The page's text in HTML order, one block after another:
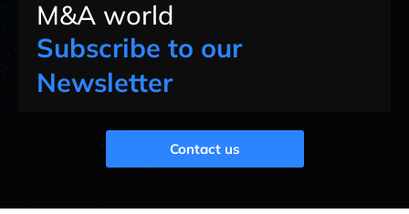
M&A world
Subscribe to our
Newsletter
Contact us